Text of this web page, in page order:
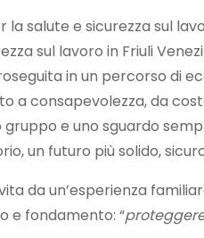
la salute e sicurezza sul
sul lavoro in Friuli
in un percorso di
a consapevolezza, da
e uno sguardo
un futuro più solido,
da un’esperienza
e fondamento: “